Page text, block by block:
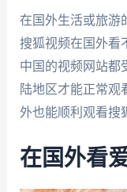
在国外生活或旅游
搜狐视频在国外看
中国的视频网站都
陆地区才能正常观
外也能顺利观看搜
在国外看